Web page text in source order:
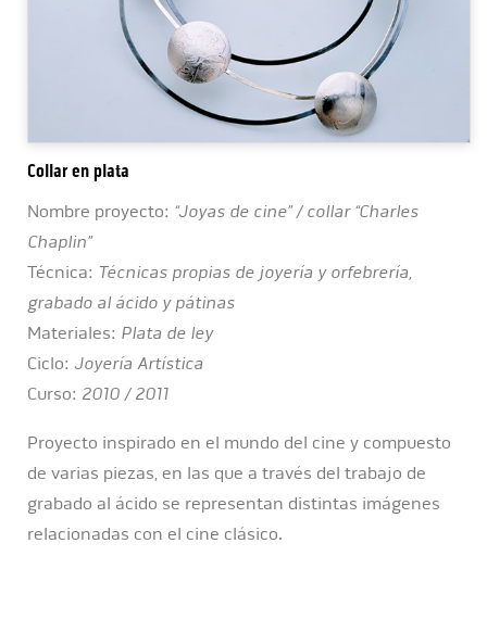
Collar en plata
Nombre proyecto: “Joyas de cine” / collar “Charles
Chaplin”
Técnica: Técnicas propias de joyería y orfebrería,
grabado al ácido y pátinas
Materiales: Plata de ley
Ciclo: Joyería Artística
Curso: 2010 / 2011
Proyecto inspirado en el mundo del cine y compuesto
de varias piezas, en las que a través del trabajo de
grabado al ácido se representan distintas imágenes
relacionadas con el cine clásico.